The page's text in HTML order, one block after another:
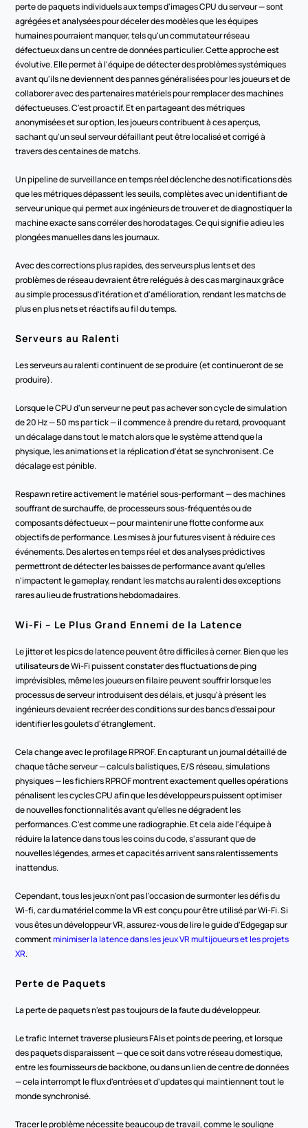
perte de paquets individuels aux temps d'images CPU du serveur — sont
agrégées et analysées pour déceler des modèles que les équipes
humaines pourraient manquer, tels qu'un commutateur réseau
défectueux dans un centre de données particulier. Cette approche est
évolutive. Elle permet à l'équipe de détecter des problèmes systémiques
avant qu'ils ne deviennent des pannes généralisées pour les joueurs et de
collaborer avec des partenaires matériels pour remplacer des machines
défectueuses. C'est proactif. Et en partageant des métriques
anonymisées et sur option, les joueurs contribuent à ces aperçus,
sachant qu'un seul serveur défaillant peut être localisé et corrigé à
travers des centaines de matchs.
Un pipeline de surveillance en temps réel déclenche des notifications dès
que les métriques dépassent les seuils, complètes avec un identifiant de
serveur unique qui permet aux ingénieurs de trouver et de diagnostiquer la
machine exacte sans corréler des horodatages. Ce qui signifie adieu les
plongées manuelles dans les journaux.
Avec des corrections plus rapides, des serveurs plus lents et des
problèmes de réseau devraient être relégués à des cas marginaux grâce
au simple processus d'itération et d'amélioration, rendant les matchs de
plus en plus nets et réactifs au fil du temps.
Serveurs au Ralenti
Les serveurs au ralenti continuent de se produire (et continueront de se
produire).
Lorsque le CPU d'un serveur ne peut pas achever son cycle de simulation
de 20 Hz — 50 ms par tick — il commence à prendre du retard, provoquant
un décalage dans tout le match alors que le système attend que la
physique, les animations et la réplication d'état se synchronisent. Ce
décalage est pénible.
Respawn retire activement le matériel sous-performant — des machines
souffrant de surchauffe, de processeurs sous-fréquentés ou de
composants défectueux — pour maintenir une flotte conforme aux
objectifs de performance. Les mises à jour futures visent à réduire ces
événements. Des alertes en temps réel et des analyses prédictives
permettront de détecter les baisses de performance avant qu'elles
n'impactent le gameplay, rendant les matchs au ralenti des exceptions
rares au lieu de frustrations hebdomadaires.
Wi-Fi – Le Plus Grand Ennemi de la Latence
Le jitter et les pics de latence peuvent être difficiles à cerner. Bien que les
utilisateurs de Wi-Fi puissent constater des fluctuations de ping
imprévisibles, même les joueurs en filaire peuvent souffrir lorsque les
processus de serveur introduisent des délais, et jusqu'à présent les
ingénieurs devaient recréer des conditions sur des bancs d'essai pour
identifier les goulets d'étranglement.
Cela change avec le profilage RPROF. En capturant un journal détaillé de
chaque tâche serveur — calculs balistiques, E/S réseau, simulations
physiques — les fichiers RPROF montrent exactement quelles opérations
pénalisent les cycles CPU afin que les développeurs puissent optimiser
de nouvelles fonctionnalités avant qu'elles ne dégradent les
performances. C'est comme une radiographie. Et cela aide l'équipe à
réduire la latence dans tous les coins du code, s'assurant que de
nouvelles légendes, armes et capacités arrivent sans ralentissements
inattendus.
Cependant, tous les jeux n'ont pas l'occasion de surmonter les défis du
Wi-fi, car du matériel comme la VR est conçu pour être utilisé par Wi-Fi. Si
vous êtes un développeur VR, assurez-vous de lire le guide d'Edgegap sur
comment minimiser la latence dans les jeux VR multijoueurs et les projets
XR.
Perte de Paquets
La perte de paquets n'est pas toujours de la faute du développeur.
Le trafic Internet traverse plusieurs FAIs et points de peering, et lorsque
des paquets disparaissent — que ce soit dans votre réseau domestique,
entre les fournisseurs de backbone, ou dans un lien de centre de données
— cela interrompt le flux d'entrées et d'updates qui maintiennent tout le
monde synchronisé.
Tracer le problème nécessite beaucoup de travail, comme le souligne